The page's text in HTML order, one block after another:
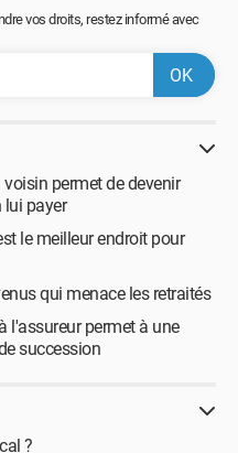
vos droits, restez informé avec
permet de devenir
lui payer
le meilleur endroit pour
qui menace les retraités
l'assureur permet à une
succession
?